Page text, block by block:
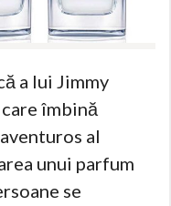
a lui Jimmy
îmbină
al
unui parfum
se